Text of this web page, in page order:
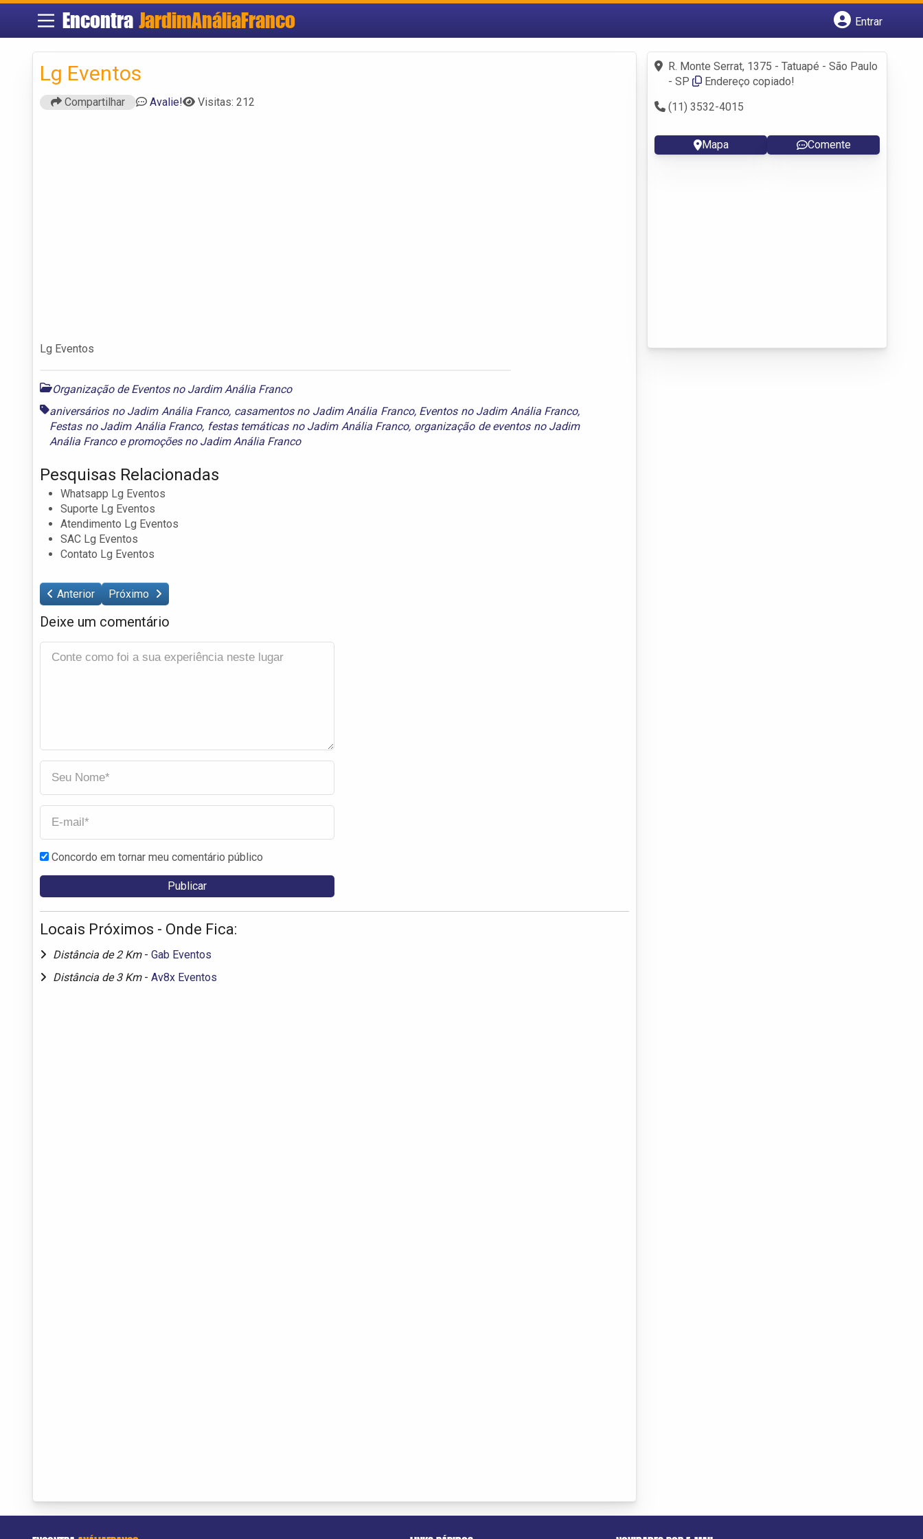
Encontra JardimAnáliaFranco
Entrar
Fazer login
Criar conta
Lg Eventos
Compartilhar Avalie! Visitas: 212
Lg Eventos
Organização de Eventos no Jardim Anália Franco
aniversários no Jadim Anália Franco, casamentos no Jadim Anália Franco, Eventos no Jadim Anália Franco,
Festas no Jadim Anália Franco, festas temáticas no Jadim Anália Franco, organização de eventos no Jadim
Anália Francoepromoções no Jadim Anália Franco
Pesquisas Relacionadas
Whatsapp Lg Eventos
Suporte Lg Eventos
Atendimento Lg Eventos
SAC Lg Eventos
Contato Lg Eventos
Anterior Próximo
Deixe um comentário
Concordo em tornar meu comentário público
Locais Próximos - Onde Fica:
Distância de 2 Km - Gab Eventos
Distância de 3 Km - Av8x Eventos
R. Monte Serrat, 1375 - Tatuapé - São Paulo
- SP
Endereço copiado!
(11) 3532-4015
Mapa Comente